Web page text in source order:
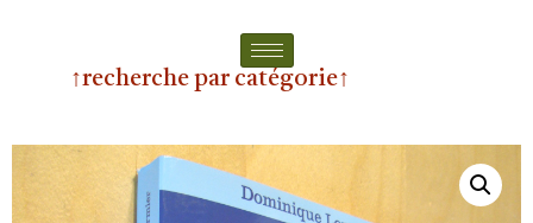
↑recherche par catégorie↑